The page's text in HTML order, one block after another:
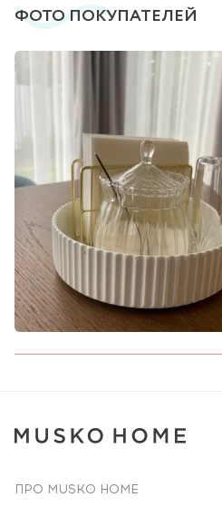
ФОТО ПОКУПАТЕЛЕЙ
ПРО MUSKO HOME